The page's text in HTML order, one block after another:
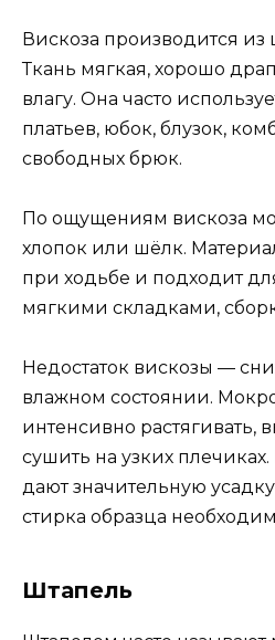
Вискоза производится из
Ткань мягкая, хорошо
влагу. Она часто
платьев, юбок, блузок,
свободных брюк.
По ощущениям вискоза
хлопок или шёлк.
при ходьбе и подходит
мягкими складками,
Недостаток вискозы —
влажном состоянии.
интенсивно растягивать,
сушить на узких
дают значительную
стирка образца
Штапель